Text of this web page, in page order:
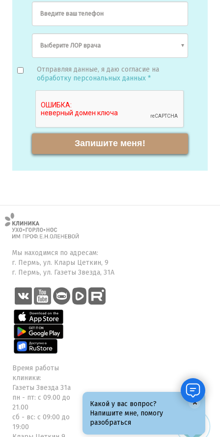
Введите ваш телефон
Отправляя данные, я даю согласие на
обработку персональных данных *
Запишите меня!
Мы находимся по адресам:
г. Пермь, ул. Клары Цеткин, 9
г. Пермь, ул. Газеты Звезда, 31А
Время работы
клиники:
Газеты Звезда 31а
пн - пт: с 09.00 до
21.00
сб - вс: с 09:00 до
19:00
Какой у вас вопрос?
Напишите мне, помогу
разобраться
×